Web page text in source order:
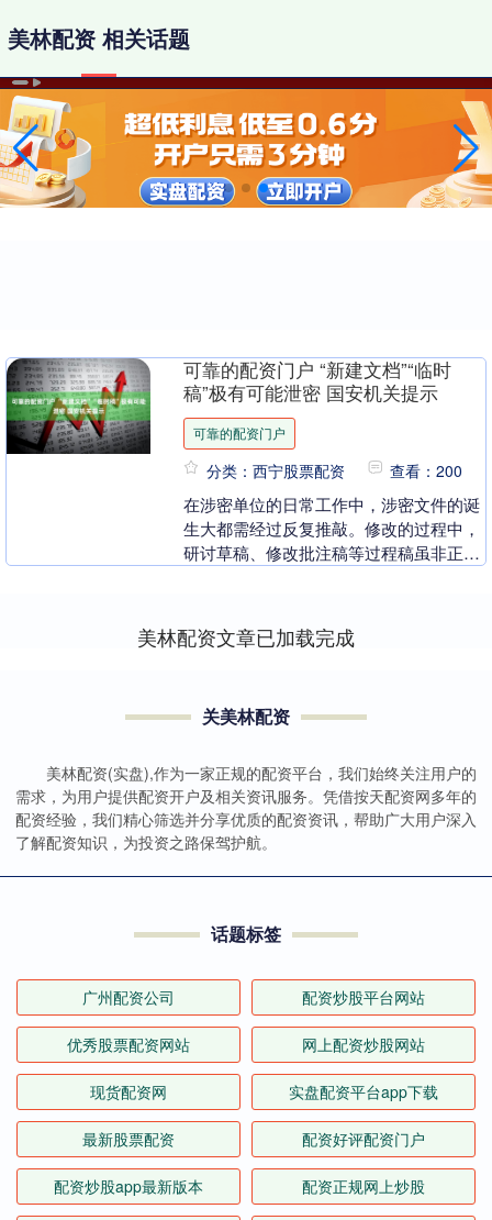
美林配资 相关话题
可靠的配资门户 “新建文档”“临时
稿”极有可能泄密 国安机关提示
可靠的配资门户
分类：西宁股票配资 查看：200
在涉密单位的日常工作中，涉密文件的诞
生大都需经过反复推敲。修改的过程中，
研讨草稿、修改批注稿等过程稿虽非正式
美林配资文章已加载完成
关美林配资
美林配资(实盘),作为一家正规的配资平台，我们始终关注用户的
需求，为用户提供配资开户及相关资讯服务。凭借按天配资网多年的
配资经验，我们精心筛选并分享优质的配资资讯，帮助广大用户深入
了解配资知识，为投资之路保驾护航。
话题标签
广州配资公司 配资炒股平台网站
优秀股票配资网站 网上配资炒股网站
现货配资网 实盘配资平台app下载
最新股票配资 配资好评配资门户
配资炒股app最新版本 配资正规网上炒股